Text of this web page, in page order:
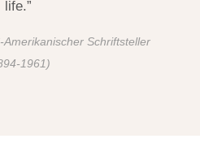
life.”
Schriftsteller
1961)